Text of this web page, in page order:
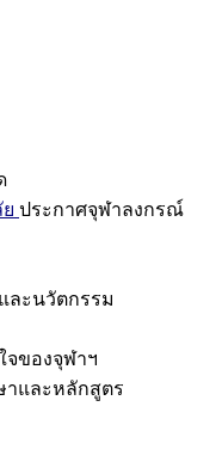
ประกาศจุฬาลงกรณ์
ละนวัตกรรม
จของจุฬาฯ
าและหลักสูตร